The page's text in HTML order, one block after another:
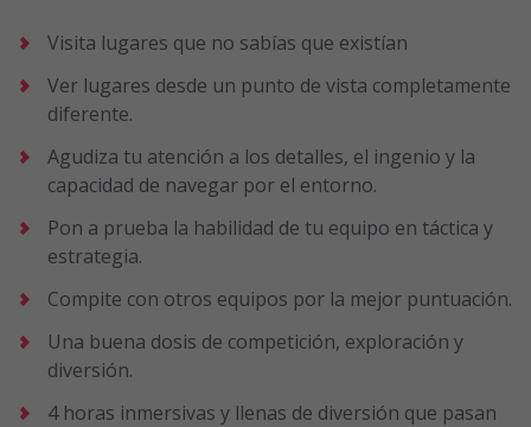
Visita lugares que no sabías que existían
Ver lugares desde un punto de vista completamente
diferente.
Agudiza tu atención a los detalles, el ingenio y la
capacidad de navegar por el entorno.
Pon a prueba la habilidad de tu equipo en táctica y
estrategia.
Compite con otros equipos por la mejor puntuación.
Una buena dosis de competición, exploración y
diversión.
4 horas inmersivas y llenas de diversión que pasan